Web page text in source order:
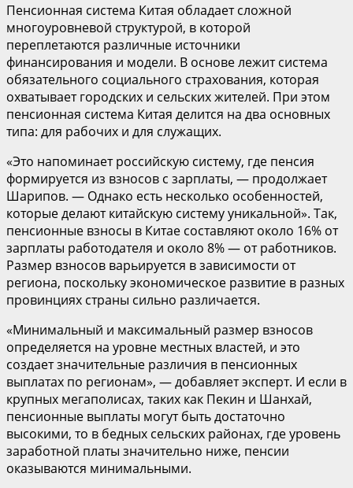
Пенсионная система Китая обладает сложной
многоуровневой структурой, в которой
переплетаются различные источники
финансирования и модели. В основе лежит система
обязательного социального страхования, которая
охватывает городских и сельских жителей. При этом
пенсионная система Китая делится на два основных
типа: для рабочих и для служащих.
«Это напоминает российскую систему, где пенсия
формируется из взносов с зарплаты, — продолжает
Шарипов. — Однако есть несколько особенностей,
которые делают китайскую систему уникальной». Так,
пенсионные взносы в Китае составляют около 16% от
зарплаты работодателя и около 8% — от работников.
Размер взносов варьируется в зависимости от
региона, поскольку экономическое развитие в разных
провинциях страны сильно различается.
«Минимальный и максимальный размер взносов
определяется на уровне местных властей, и это
создает значительные различия в пенсионных
выплатах по регионам», — добавляет эксперт. И если в
крупных мегаполисах, таких как Пекин и Шанхай,
пенсионные выплаты могут быть достаточно
высокими, то в бедных сельских районах, где уровень
заработной платы значительно ниже, пенсии
оказываются минимальными.